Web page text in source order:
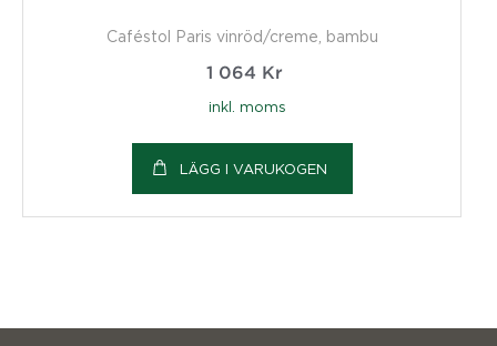
Caféstol Paris vinröd/creme, bambu
1 064 Kr
inkl. moms
LÄGG I VARUKOGEN